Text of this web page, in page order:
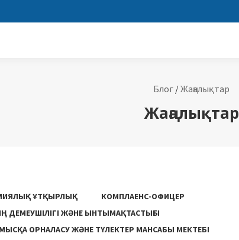
Блог/Жаңалықтар
Жаңалықтар
ҰТҚЫРЛЫҚ
КОМПЛАЕНС-ОФИЦЕР
ДЕМЕУШІЛІГІ ЖӘНЕ ЫНТЫМАҚТАСТЫҒЫ
ОРНАЛАСУ ЖƏНЕ ТҮЛЕКТЕР МАНСАБЫ МЕКТЕБІ